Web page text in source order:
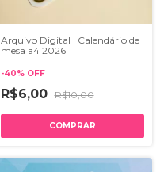
Arquivo Digital | Calendário de
mesa a4 2026
-40% OFF
R$6,00 R$10,00